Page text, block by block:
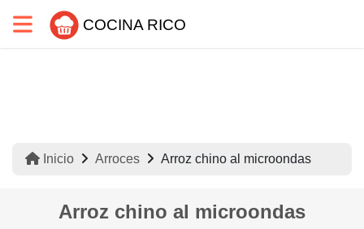
COCINA RICO
Inicio Arroces Arroz chino al microondas
Arroz chino al microondas